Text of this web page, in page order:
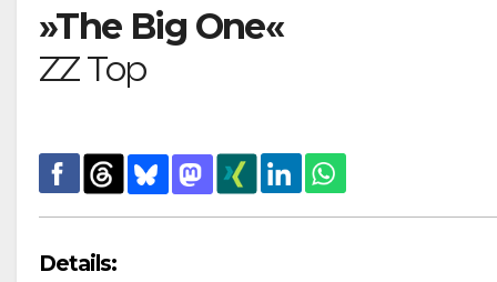
»The Big One«
ZZ Top
Details: